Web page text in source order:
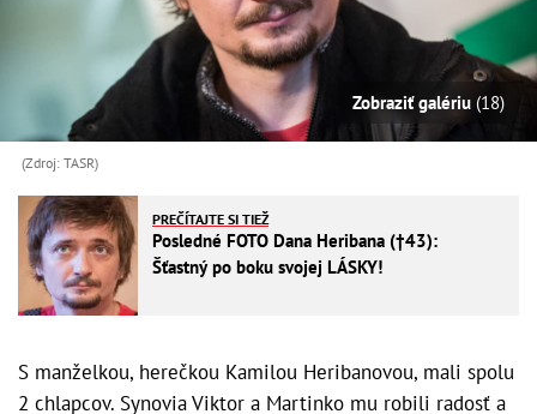
Zobraziť galériu (18)
(Zdroj: TASR)
PREČÍTAJTE SI TIEŽ
Posledné FOTO Dana Heribana (†43):
Šťastný po boku svojej LÁSKY!
S manželkou, herečkou Kamilou Heribanovou, mali spolu
2 chlapcov. Synovia Viktor a Martinko mu robili radosť a